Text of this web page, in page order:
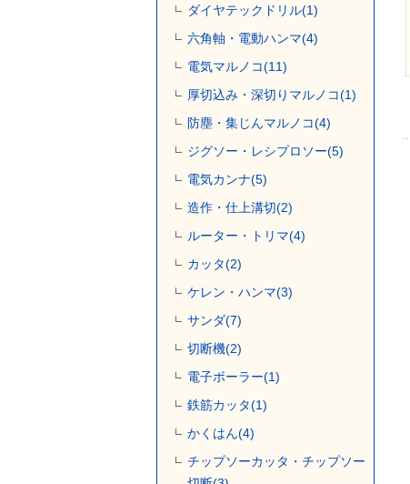
ダイヤテックドリル(1)
六角軸・電動ハンマ(4)
電気マルノコ(11)
厚切込み・深切りマルノコ(1)
防塵・集じんマルノコ(4)
ジグソー・レシプロソー(5)
電気カンナ(5)
造作・仕上溝切(2)
ルーター・トリマ(4)
カッタ(2)
ケレン・ハンマ(3)
サンダ(7)
切断機(2)
電子ボーラー(1)
鉄筋カッタ(1)
かくはん(4)
チップソーカッタ・チップソー